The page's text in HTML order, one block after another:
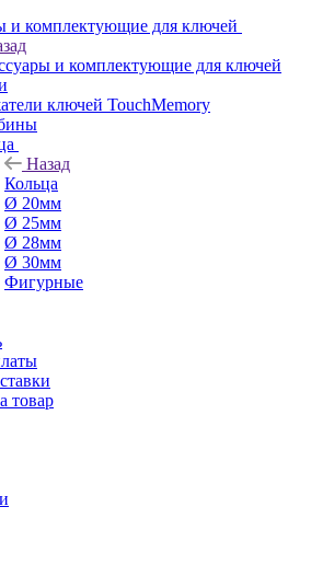
и комплектующие для ключей
и комплектующие для ключей
ключей TouchMemory
Назад
Кольца
Ø 20мм
Ø 25мм
Ø 28мм
Ø 30мм
Фигурные
товар